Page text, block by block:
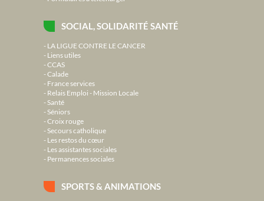
SOCIAL, SOLIDARITÉ SANTÉ
LA LIGUE CONTRE LE CANCER
Liens utiles
CCAS
Calade
France services
Relais Emploi - Mission Locale
Santé
Séniors
Croix rouge
Secours catholique
Les restos du cœur
Les assistantes sociales
Permanences sociales
SPORTS & ANIMATIONS